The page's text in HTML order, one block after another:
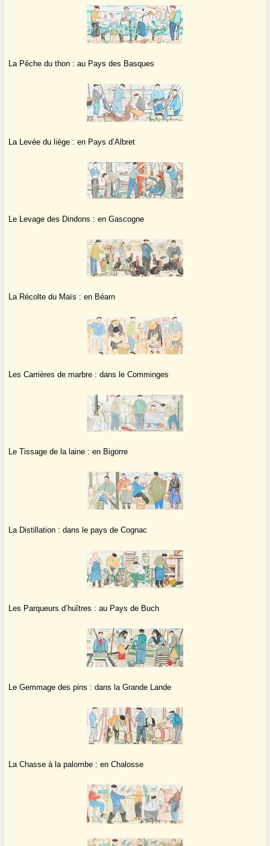
La Pêche du thon : au Pays des Basques
La Levée du liège : en Pays d’Albret
Le Levage des Dindons : en Gascogne
La Récolte du Maïs : en Béarn
Les Carrières de marbre : dans le Comminges
Le Tissage de la laine : en Bigorre
La Distillation : dans le pays de Cognac
Les Parqueurs d’huîtres : au Pays de Buch
Le Gemmage des pins : dans la Grande Lande
La Chasse à la palombe : en Chalosse